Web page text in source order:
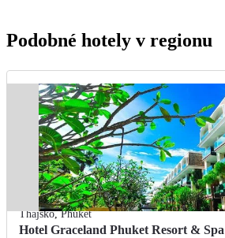
Podobné hotely v regionu
Thajsko,Phuket
Hotel Graceland Phuket Resort & Spa